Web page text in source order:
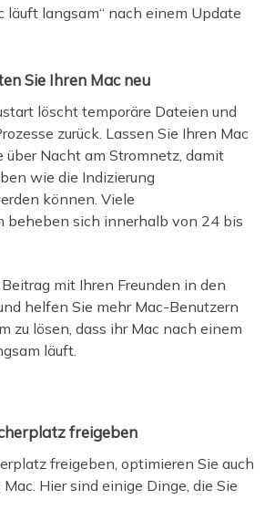
läuft langsam“ nach einem Update
Sie Ihren Mac neu
löscht temporäre Dateien und
zurück. Lassen Sie Ihren Mac
über Nacht am Stromnetz, damit
wie die Indizierung
können. Viele
beheben sich innerhalb von 24 bis
mit Ihren Freunden in den
helfen Sie mehr Mac-Benutzern
zu lösen, dass ihr Mac nach einem
läuft.
freigeben
freigeben, optimieren Sie auch
Hier sind einige Dinge, die Sie